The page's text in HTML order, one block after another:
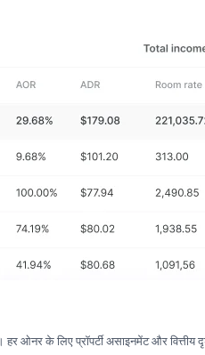
ओनर के लिए प्रॉपर्टी असाइनमेंट और वित्तीय